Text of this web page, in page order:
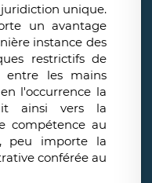
unique.
un avantage
instance des
restrictifs de
entre les mains
l'occurrence la
ainsi vers la
compétence au
peu importe la
conférée au